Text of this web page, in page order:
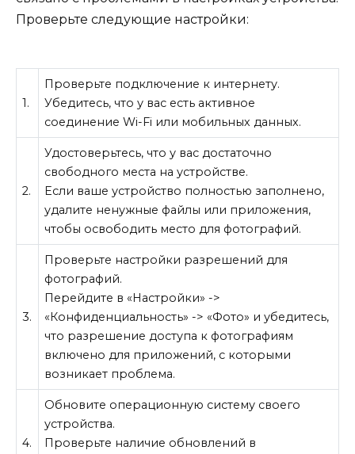
Проверьте следующие настройки:
1.
Проверьте подключение к интернету.
Убедитесь, что у вас есть активное
соединение Wi-Fi или мобильных данных.
2.
Удостоверьтесь, что у вас достаточно
свободного места на устройстве.
Если ваше устройство полностью заполнено,
удалите ненужные файлы или приложения,
чтобы освободить место для фотографий.
3.
Проверьте настройки разрешений для
фотографий.
Перейдите в «Настройки» ->
«Конфиденциальность» -> «Фото» и убедитесь,
что разрешение доступа к фотографиям
включено для приложений, с которыми
возникает проблема.
4.
Обновите операционную систему своего
устройства.
Проверьте наличие обновлений в